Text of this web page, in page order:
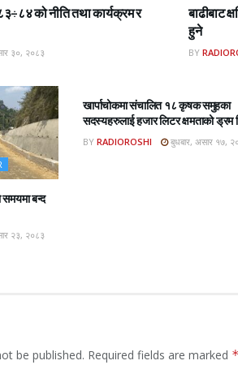
को नीति तथा कार्यक्रम र
३०, २०८३
बाढीबाट
हुने
BY
बन्द
२३, २०८३
खार्पाचोकमा संचालित १८ कृषक समुहका
सदस्यहरुलाई हजार लिटर क्षमताको ड्रम
BY RADIOROSHI बुधबार, असार १७,
be published. Required fields are marked *